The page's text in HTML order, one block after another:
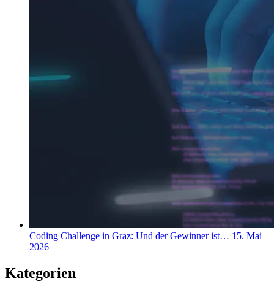
Coding Challenge in Graz: Und der Gewinner ist… 15. Mai
2026
Kategorien